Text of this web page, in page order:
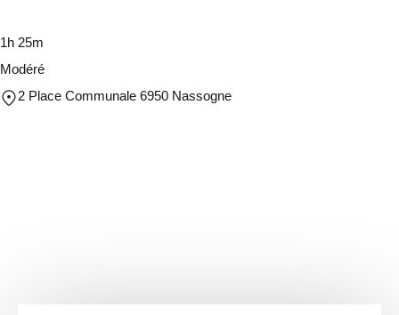
1h 25m
Modéré
2 Place Communale 6950 Nassogne